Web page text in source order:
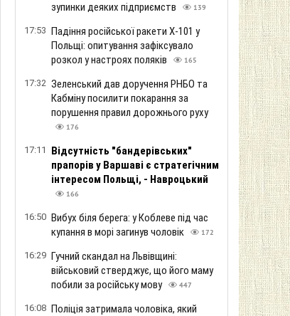
зупинки деяких підприємств
139
17:53 Падіння російської ракети Х-101 у
Польщі: опитування зафіксувало
розкол у настроях поляків
165
17:32 Зеленський дав доручення РНБО та
Кабміну посилити покарання за
порушення правил дорожнього руху
176
17:11
Відсутність "бандерівських"
прапорів у Варшаві є стратегічним
інтересом Польщі, - Навроцький
166
16:50 Вибух біля берега: у Коблеве під час
купання в морі загинув чоловік
172
16:29 Гучний скандал на Львівщині:
військовий стверджує, що його маму
побили за російську мову
447
16:08 Поліція затримала чоловіка, який